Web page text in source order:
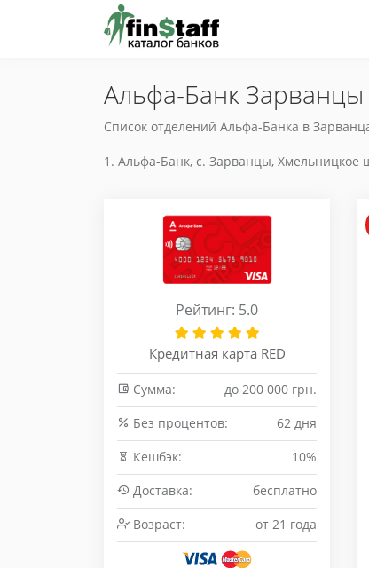
Альфа-Банк Зарванцы
Список отделений Альфа-Банка в
Альфа-Банк, с. Зарванцы, Хмельницкое
Рейтинг: 5.0
Кредитная карта RED
Сумма:
до 200 000 грн.
Без процентов:
62 дня
Кешбэк:
10%
Доставка:
бесплатно
Возраст:
от 21 года